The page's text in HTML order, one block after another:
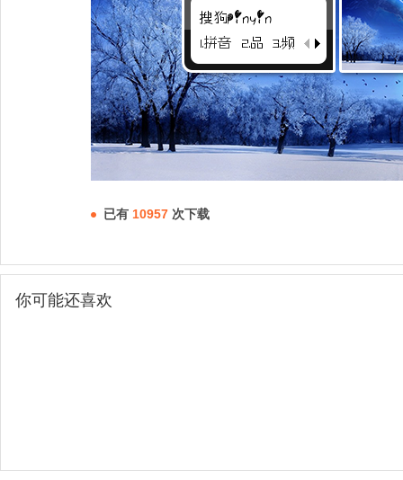
已有 10957 次下载
你可能还喜欢